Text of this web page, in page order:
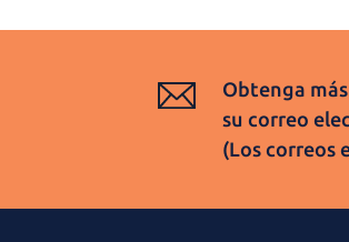
Obtenga
su correo
(Los correos